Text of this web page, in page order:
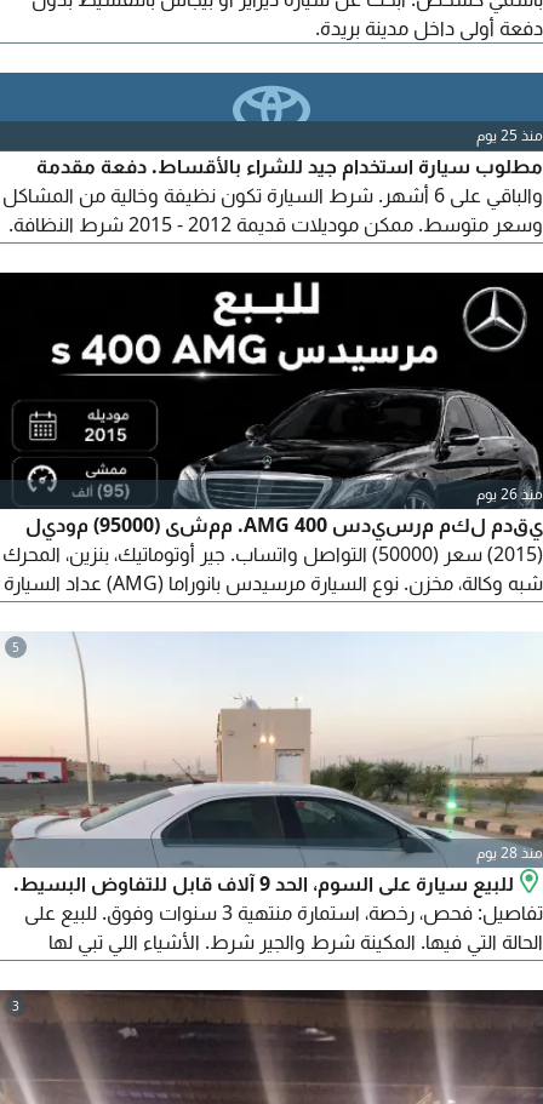
دفعة أولى داخل مدينة بريدة.
منذ 25 يوم
مطلوب سيارة استخدام جيد للشراء بالأقساط. دفعة مقدمة
والباقي على 6 أشهر. شرط السيارة تكون نظيفة وخالية من المشاكل
وسعر متوسط. ممكن موديلات قديمة 2012 - 2015 شرط النظافة.
منذ 26 يوم
يقدم لكم مرسيدس 400 AMG. ممشى (95000) موديل
(2015) سعر (50000) التواصل واتساب. جير أوتوماتيك، بنزين، المحرك
شبه وكالة، مخزن. نوع السيارة مرسيدس بانوراما (AMG) عداد السيارة
5
منذ 28 يوم
للبيع سيارة على السوم، الحد 9 آلاف قابل للتفاوض البسيط.
تفاصيل: فحص، رخصة، استمارة منتهية 3 سنوات وفوق. للبيع على
الحالة التي فيها. المكينة شرط والجير شرط. الأشياء اللي تبي لها
ميزان. تبي لها صيانة دودة بحدود 500 ريال أو تغيير. دومة الدركسون
كامل 1500 ريال. السيارة عاملة منزلية. كفرات نصف. المكيف ثلج
وشغال. النور شغال. بلوتوث شغال.
3